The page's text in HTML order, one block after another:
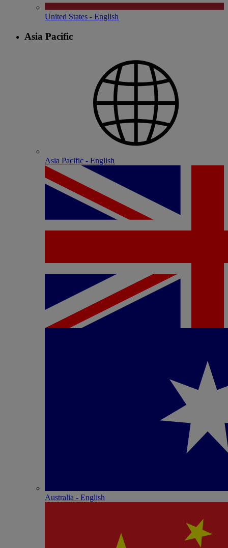
United States - English
Asia Pacific
Asia Pacific - English
Australia - English